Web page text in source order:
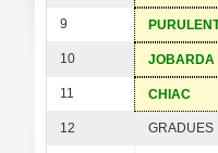
9
10 JOBARDA
11 CHIAC
12 GRADUES